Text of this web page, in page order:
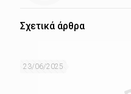
Σχετικά άρθρα
23/06/2025